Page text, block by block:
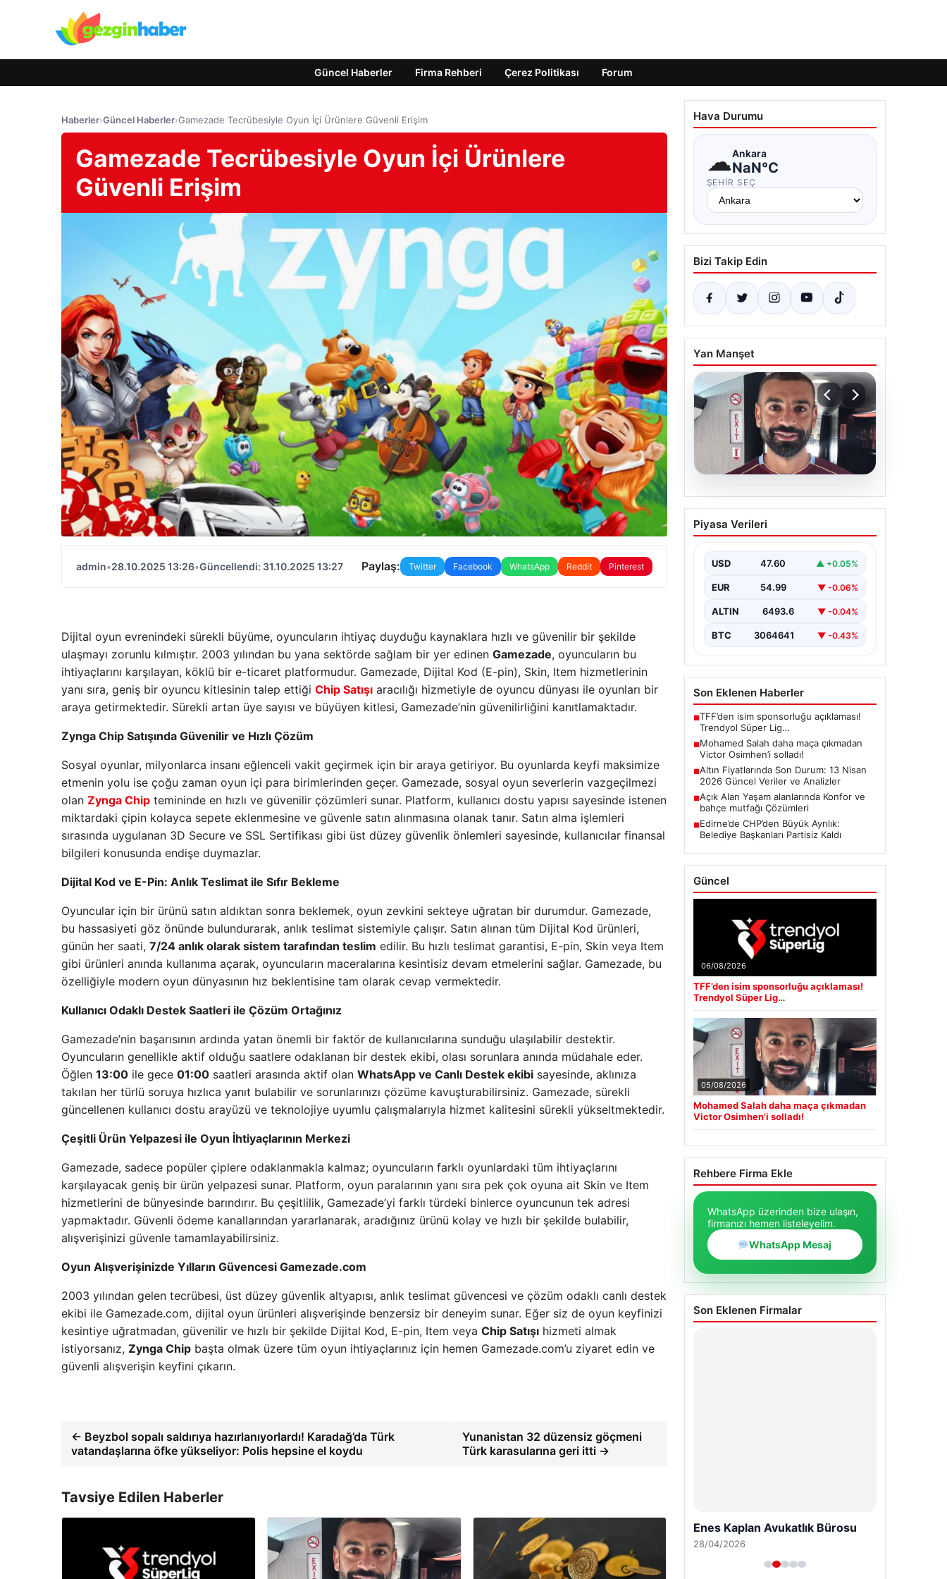
Güncel Haberler Firma Rehberi Çerez Politikası Forum
Haberler›Güncel Haberler›Gamezade Tecrübesiyle Oyun İçi Ürünlere Güvenli Erişim
Gamezade Tecrübesiyle Oyun İçi Ürünlere
Güvenli Erişim
admin•28.10.2025 13:26•Güncellendi: 31.10.2025 13:27 Paylaş: Twitter Facebook WhatsApp Reddit Pinterest
Dijital oyun evrenindeki sürekli büyüme, oyuncuların ihtiyaç duyduğu kaynaklara hızlı ve güvenilir bir şekilde
ulaşmayı zorunlu kılmıştır. 2003 yılından bu yana sektörde sağlam bir yer edinen Gamezade, oyuncuların bu
ihtiyaçlarını karşılayan, köklü bir e-ticaret platformudur. Gamezade, Dijital Kod (E-pin), Skin, Item hizmetlerinin
yanı sıra, geniş bir oyuncu kitlesinin talep ettiği Chip Satışı aracılığı hizmetiyle de oyuncu dünyası ile oyunları bir
araya getirmektedir. Sürekli artan üye sayısı ve büyüyen kitlesi, Gamezade’nin güvenilirliğini kanıtlamaktadır.
Zynga Chip Satışında Güvenilir ve Hızlı Çözüm
Sosyal oyunlar, milyonlarca insanı eğlenceli vakit geçirmek için bir araya getiriyor. Bu oyunlarda keyfi maksimize
etmenin yolu ise çoğu zaman oyun içi para birimlerinden geçer. Gamezade, sosyal oyun severlerin vazgeçilmezi
olan Zynga Chip temininde en hızlı ve güvenilir çözümleri sunar. Platform, kullanıcı dostu yapısı sayesinde istenen
miktardaki çipin kolayca sepete eklenmesine ve güvenle satın alınmasına olanak tanır. Satın alma işlemleri
sırasında uygulanan 3D Secure ve SSL Sertifikası gibi üst düzey güvenlik önlemleri sayesinde, kullanıcılar finansal
bilgileri konusunda endişe duymazlar.
Dijital Kod ve E-Pin: Anlık Teslimat ile Sıfır Bekleme
Oyuncular için bir ürünü satın aldıktan sonra beklemek, oyun zevkini sekteye uğratan bir durumdur. Gamezade,
bu hassasiyeti göz önünde bulundurarak, anlık teslimat sistemiyle çalışır. Satın alınan tüm Dijital Kod ürünleri,
günün her saati, 7/24 anlık olarak sistem tarafından teslim edilir. Bu hızlı teslimat garantisi, E-pin, Skin veya Item
gibi ürünleri anında kullanıma açarak, oyuncuların maceralarına kesintisiz devam etmelerini sağlar. Gamezade, bu
özelliğiyle modern oyun dünyasının hız beklentisine tam olarak cevap vermektedir.
Kullanıcı Odaklı Destek Saatleri ile Çözüm Ortağınız
Gamezade’nin başarısının ardında yatan önemli bir faktör de kullanıcılarına sunduğu ulaşılabilir destektir.
Oyuncuların genellikle aktif olduğu saatlere odaklanan bir destek ekibi, olası sorunlara anında müdahale eder.
Öğlen 13:00 ile gece 01:00 saatleri arasında aktif olan WhatsApp ve Canlı Destek ekibi sayesinde, aklınıza
takılan her türlü soruya hızlıca yanıt bulabilir ve sorunlarınızı çözüme kavuşturabilirsiniz. Gamezade, sürekli
güncellenen kullanıcı dostu arayüzü ve teknolojiye uyumlu çalışmalarıyla hizmet kalitesini sürekli yükseltmektedir.
Çeşitli Ürün Yelpazesi ile Oyun İhtiyaçlarının Merkezi
Gamezade, sadece popüler çiplere odaklanmakla kalmaz; oyuncuların farklı oyunlardaki tüm ihtiyaçlarını
karşılayacak geniş bir ürün yelpazesi sunar. Platform, oyun paralarının yanı sıra pek çok oyuna ait Skin ve Item
hizmetlerini de bünyesinde barındırır. Bu çeşitlilik, Gamezade’yi farklı türdeki binlerce oyuncunun tek adresi
yapmaktadır. Güvenli ödeme kanallarından yararlanarak, aradığınız ürünü kolay ve hızlı bir şekilde bulabilir,
alışverişinizi güvenle tamamlayabilirsiniz.
Oyun Alışverişinizde Yılların Güvencesi Gamezade.com
2003 yılından gelen tecrübesi, üst düzey güvenlik altyapısı, anlık teslimat güvencesi ve çözüm odaklı canlı destek
ekibi ile Gamezade.com, dijital oyun ürünleri alışverişinde benzersiz bir deneyim sunar. Eğer siz de oyun keyfinizi
kesintiye uğratmadan, güvenilir ve hızlı bir şekilde Dijital Kod, E-pin, Item veya Chip Satışı hizmeti almak
istiyorsanız, Zynga Chip başta olmak üzere tüm oyun ihtiyaçlarınız için hemen Gamezade.com’u ziyaret edin ve
güvenli alışverişin keyfini çıkarın.
← Beyzbol sopalı saldırıya hazırlanıyorlardı! Karadağ’da Türk
vatandaşlarına öfke yükseliyor: Polis hepsine el koydu
Yunanistan 32 düzensiz göçmeni
Türk karasularına geri itti →
Tavsiye Edilen Haberler
Hava Durumu
☁Ankara
NaN°C
ŞEHIR SEÇ
Bizi Takip Edin
Yan Manşet
05.08.2026
Mohamed Salah daha
maça çıkmadan Victor
Piyasa Verileri
USD 47.60 ▲ +0.05%
EUR 54.99 ▼ -0.06%
ALTIN 6493.6 ▼ -0.04%
BTC 3064641 ▼ -0.43%
Son Eklenen Haberler
■TFF’den isim sponsorluğu açıklaması!
Trendyol Süper Lig…
■Mohamed Salah daha maça çıkmadan
Victor Osimhen’i solladı!
■Altın Fiyatlarında Son Durum: 13 Nisan
2026 Güncel Veriler ve Analizler
■Açık Alan Yaşam alanlarında Konfor ve
bahçe mutfağı Çözümleri
■Edirne’de CHP’den Büyük Ayrılık:
Belediye Başkanları Partisiz Kaldı
Güncel
06/08/2026
TFF’den isim sponsorluğu açıklaması!
Trendyol Süper Lig…
05/08/2026
Mohamed Salah daha maça çıkmadan
Victor Osimhen’i solladı!
Rehbere Firma Ekle
WhatsApp üzerinden bize ulaşın,
firmanızı hemen listeleyelim.
WhatsApp Mesaj
Son Eklenen Firmalar
Enes Kaplan Avukatlık Bürosu
28/04/2026